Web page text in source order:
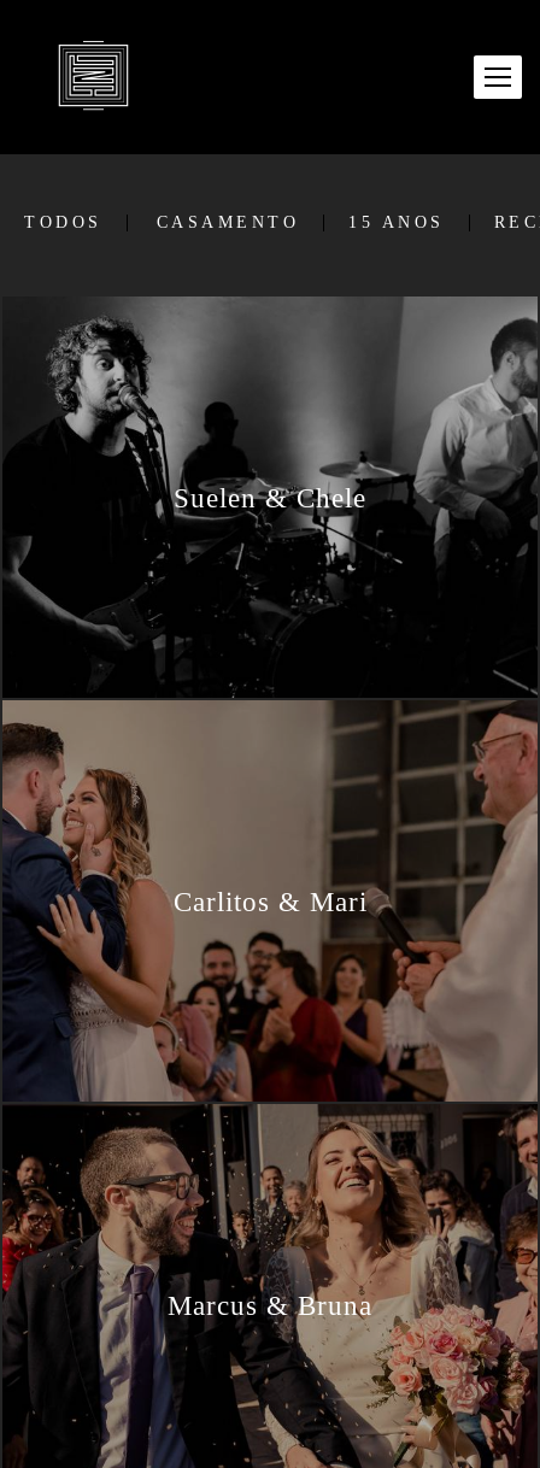
TODOS CASAMENTO 15 ANOS
Suelen & Chele
Carlitos & Mari
Marcus & Bruna